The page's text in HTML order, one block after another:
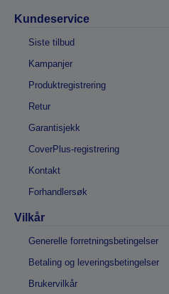
Kundeservice
Siste tilbud
Kampanjer
Produktregistrering
Retur
Garantisjekk
CoverPlus-registrering
Kontakt
Forhandlersøk
Vilkår
Generelle forretningsbetingelser
Betaling og leveringsbetingelser
Brukervilkår